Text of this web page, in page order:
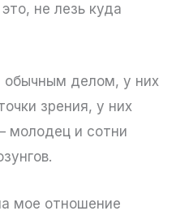
не лезь куда
обычным делом, у них
зрения, у них
молодец и сотни
мое отношение